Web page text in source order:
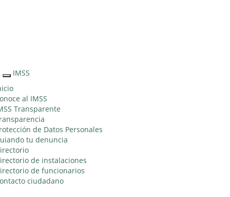
Interruptor
de
Navegación
IMSS
al IMSS
Transparente
de Datos Personales
tu denuncia
de instalaciones
de funcionarios
ciudadano